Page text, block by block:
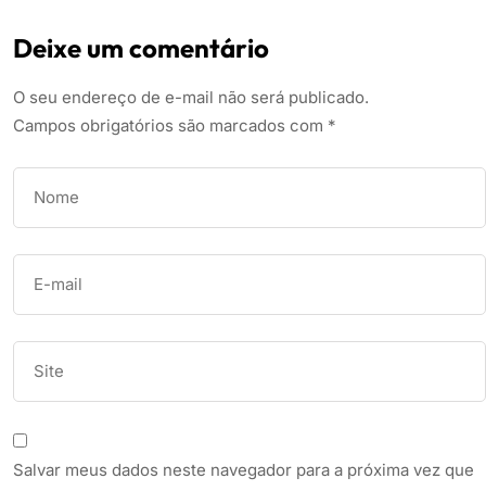
Deixe um comentário
O seu endereço de e-mail não será publicado.
Campos obrigatórios são marcados com *
Salvar meus dados neste navegador para a próxima vez que